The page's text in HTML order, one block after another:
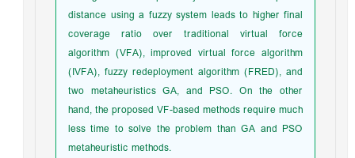
distance using a fuzzy system leads to higher final
coverage ratio over traditional virtual force
algorithm (VFA), improved virtual force algorithm
(IVFA), fuzzy redeployment algorithm (FRED), and
two metaheuristics GA, and PSO. On the other
hand, the proposed VF-based methods require much
less time to solve the problem than GA and PSO
metaheuristic methods.